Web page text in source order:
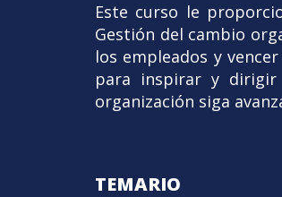
Este curso le
Gestión del cambio
los empleados y
para inspirar y
organización siga
TEMARIO